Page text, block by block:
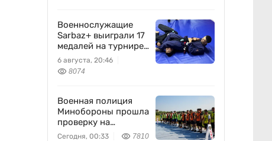
Военнослужащие
Sarbaz+ выиграли 17
медалей на турнире
по джиу-джитсу
6 августа, 20:46
8074
Военная полиция
Минобороны прошла
проверку на
выносливость
Сегодня, 00:33 7810